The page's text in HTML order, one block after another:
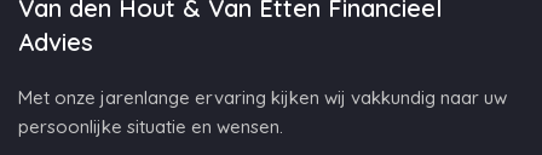
Van den Hout & Van Etten Financieel
Advies
Met onze jarenlange ervaring kijken wij vakkundig naar uw
persoonlijke situatie en wensen.